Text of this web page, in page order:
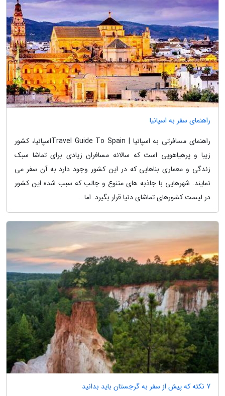
راهنمای سفر به اسپانیا
راهنمای مسافرتی به اسپانیا | Travel Guide To Spainاسپانیا، کشور
زیبا و پرهیاهویی است که سالانه مسافران زیادی برای تماشا سبک
زندگی و معماری بناهایی که در این کشور وجود دارد به آن سفر می
نمایند. شهرهایی با جاذبه های متنوع و جالب که سبب شده این کشور
در لیست کشورهای تماشای دنیا قرار بگیرد. اما...
7 نکته که پیش از سفر به گرجستان باید بدانید